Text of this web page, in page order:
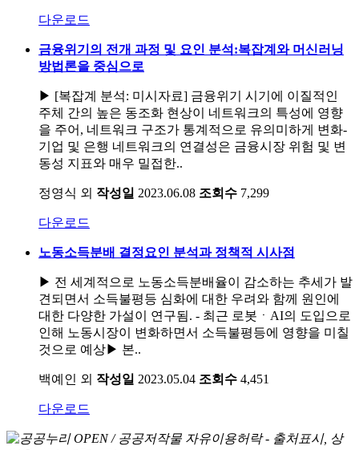
다운로드
금융위기의 전개 과정 및 요인 분석:복잡계와 머신러닝
방법론을 중심으로
▶ [복잡계 분석: 미시자료] 금융위기 시기에 이질적인
주체 간의 높은 동조화 현상이 네트워크의 특성에 영향
을 주어, 네트워크 구조가 통계적으로 유의미하게 변화-
기업 및 은행 네트워크의 연결성은 금융시장 위험 및 변
동성 지표와 매우 밀접한..
정영식 외 작성일 2023.06.08 조회수 7,299
다운로드
노동소득분배 결정요인 분석과 정책적 시사점
▶ 전 세계적으로 노동소득분배율이 감소하는 추세가 발
견되면서 소득불평등 심화에 대한 우려와 함께 원인에
대한 다양한 가설이 연구됨. - 최근 로봇ㆍAI의 도입으로
인해 노동시장이 변화하면서 소득불평등에 영향을 미칠
것으로 예상▶ 본..
백예인 외 작성일 2023.05.04 조회수 4,451
다운로드